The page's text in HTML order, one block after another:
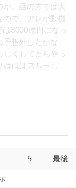
か。話の方では大
ので、アレが動機
3000億円になっ
予想外したかな
しくしてたらやっ
はほぼスルーし
5 最後